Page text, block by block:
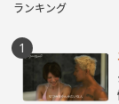
ランキング